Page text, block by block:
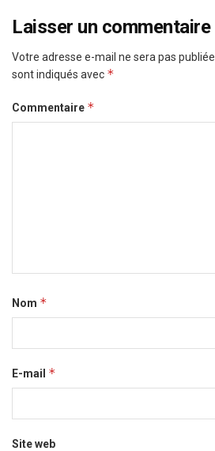
Laisser un commentaire
Votre adresse e-mail ne sera pas publiée.
sont indiqués avec *
Commentaire *
Nom *
E-mail *
Site web